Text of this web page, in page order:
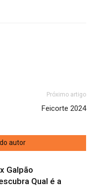
Próximo artigo
Feicorte 2024
autor
Galpão
Qual é a